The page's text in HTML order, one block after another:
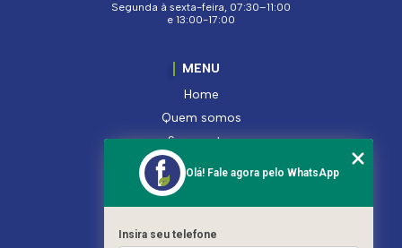
Segunda à sexta-feira, 07:30–11:00
e 13:00-17:00
MENU
Home
Quem somos
Segmentos
Serviços
Produtos
Contato
Categorias
Olá! Fale agora pelo WhatsApp
Insira seu telefone